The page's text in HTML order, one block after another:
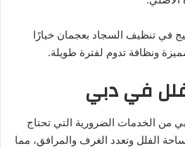
في تنظيف السجاد بعجمان خيارًا
ونظافة تدوم لفترة طويلة.
في دبي
من الخدمات الضرورية التي تحتاج
الفلل وتعدد الغرف والمرافق، مما